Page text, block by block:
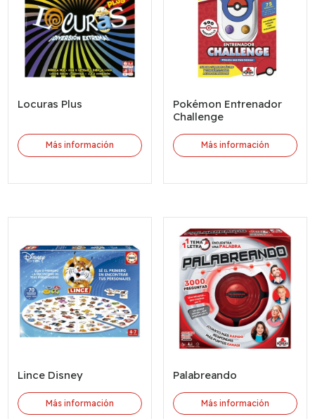
Locuras Plus
Más información
Pokémon Entrenador
Challenge
Más información
Lince Disney
Más información
Palabreando
Más información